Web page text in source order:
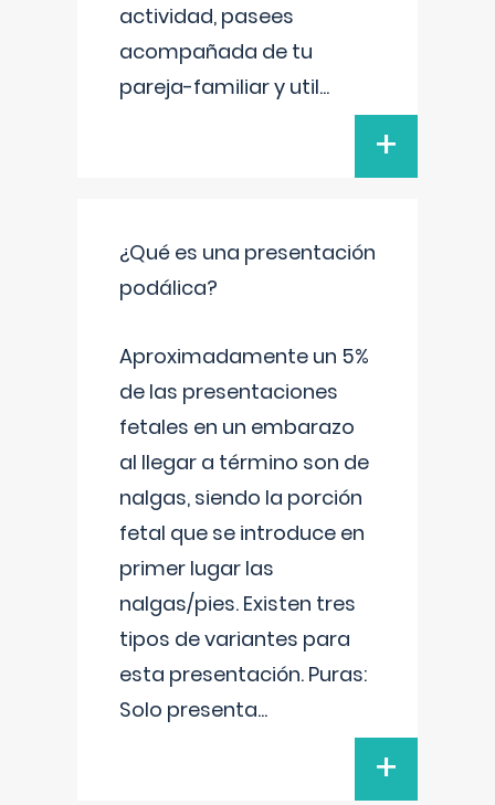
actividad, pasees
acompañada de tu
pareja-familiar y util...
+
¿Qué es una presentación
podálica?
Aproximadamente un 5%
de las presentaciones
fetales en un embarazo
al llegar a término son de
nalgas, siendo la porción
fetal que se introduce en
primer lugar las
nalgas/pies. Existen tres
tipos de variantes para
esta presentación. Puras:
Solo presenta...
+